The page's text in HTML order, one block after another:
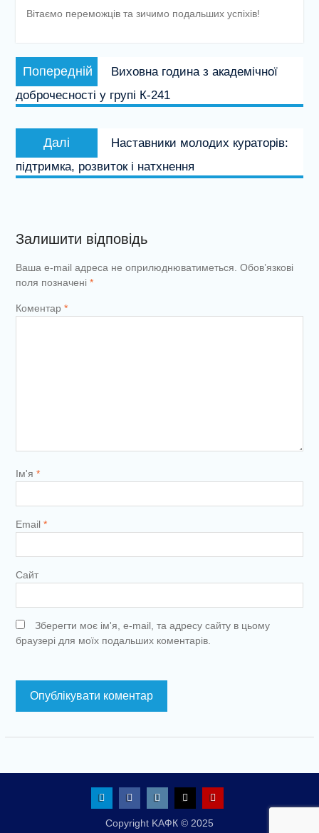
Вітаємо переможців та зичимо подальших успіхів!
Навігація
записів
Попередній
запис:
Виховна година з академічної
доброчесності у групі К-241
Далі
запис:
Наставники молодих кураторів:
підтримка, розвиток і натхнення
Залишити відповідь
Ваша e-mail адреса не оприлюднюватиметься. Обов’язкові
поля позначені *
Коментар *
Ім'я *
Email *
Сайт
Зберегти моє ім'я, e-mail, та адресу сайту в цьому
браузері для моїх подальших коментарів.
Copyright KАФК © 2025